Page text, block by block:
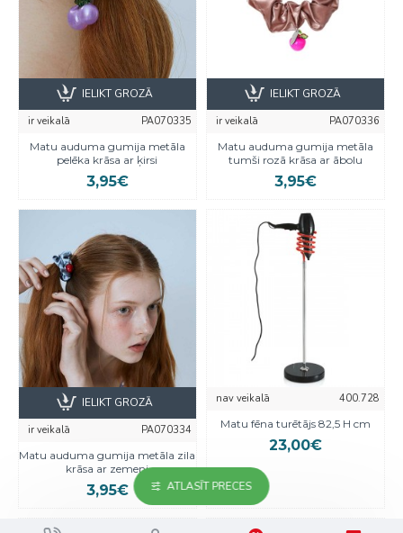
ir veikalā
PA070335
Matu auduma gumija metāla
pelēka krāsa ar ķirsi
3,95€
IELIKT GROZĀ
ir veikalā
PA070336
Matu auduma gumija metāla
tumši rozā krāsa ar ābolu
3,95€
IELIKT GROZĀ
ir veikalā
PA070334
Matu auduma gumija metāla zila
krāsa ar zemeni
3,95€
IELIKT GROZĀ nav veikalā
400.728
Matu fēna turētājs 82,5 H cm
23,00€
ATLASĪT PRECES